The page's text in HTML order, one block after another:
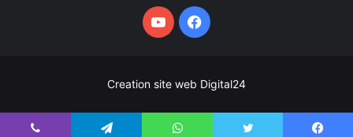
فيسبوكيوتيوب
Creation site web Digital24